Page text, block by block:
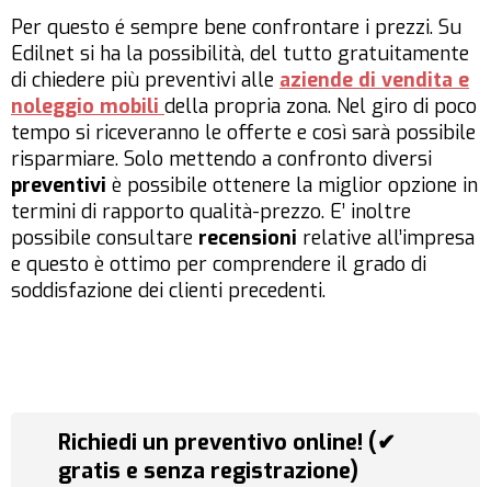
Per questo é sempre bene confrontare i prezzi. Su
Edilnet si ha la possibilità, del tutto gratuitamente
di chiedere più preventivi alle aziende di vendita e
noleggio mobili della propria zona. Nel giro di poco
tempo si riceveranno le offerte e così sarà possibile
risparmiare. Solo mettendo a confronto diversi
preventivi è possibile ottenere la miglior opzione in
termini di rapporto qualità-prezzo. E’ inoltre
possibile consultare recensioni relative all’impresa
e questo è ottimo per comprendere il grado di
soddisfazione dei clienti precedenti.
Richiedi un preventivo online! (✔
gratis e senza registrazione)